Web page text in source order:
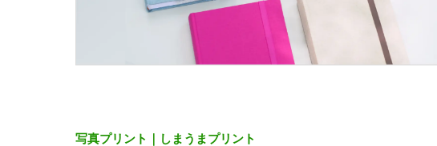
写真プリント｜しまうまプリント